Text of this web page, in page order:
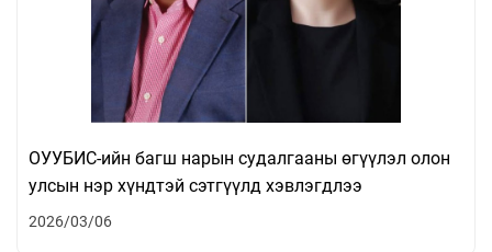
ОУУБИС-ийн багш нарын судалгааны өгүүлэл олон
улсын нэр хүндтэй сэтгүүлд хэвлэгдлээ
2026/03/06